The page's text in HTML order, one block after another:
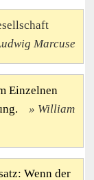
Marcuse
Einzelnen
William
Wenn der